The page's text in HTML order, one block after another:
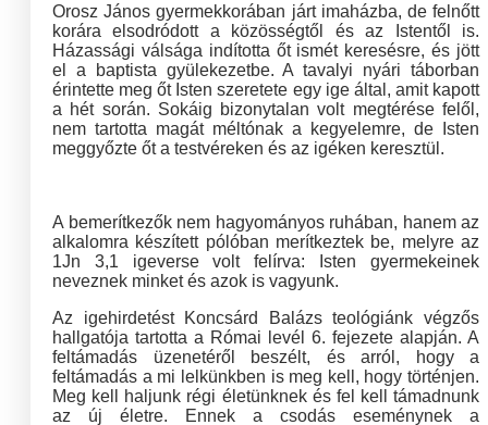
Orosz János gyermekkorában járt imaházba, de felnőtt
korára elsodródott a közösségtől és az Istentől is.
Házassági válsága indította őt ismét keresésre, és jött
el a baptista gyülekezetbe. A tavalyi nyári táborban
érintette meg őt Isten szeretete egy ige által, amit kapott
a hét során. Sokáig bizonytalan volt megtérése felől,
nem tartotta magát méltónak a kegyelemre, de Isten
meggyőzte őt a testvéreken és az igéken keresztül.
A bemerítkezők nem hagyományos ruhában, hanem az
alkalomra készített pólóban merítkeztek be, melyre az
1Jn 3,1 igeverse volt felírva: Isten gyermekeinek
neveznek minket és azok is vagyunk.
Az igehirdetést Koncsárd Balázs teológiánk végzős
hallgatója tartotta a Római levél 6. fejezete alapján. A
feltámadás üzenetéről beszélt, és arról, hogy a
feltámadás a mi lelkünkben is meg kell, hogy történjen.
Meg kell haljunk régi életünknek és fel kell támadnunk
az új életre. Ennek a csodás eseménynek a